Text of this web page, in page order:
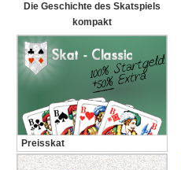
Die Geschichte des Skatspiels
kompakt
Preisskat